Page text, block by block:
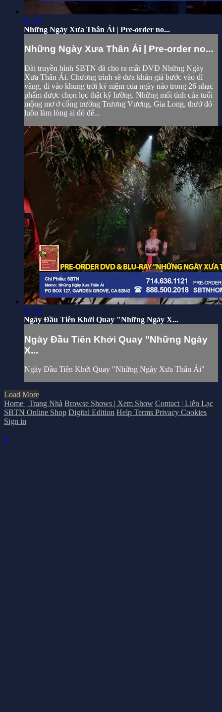
01:22
Những Ngày Xưa Thân Ái | Pre-order no...
Những Ngày Xưa Thân Ái | Pre-order no...
Đài truyền hình SBTN đã cho ra mắt DVD Những Ngày
Xưa Thân Ái. Chương trình sẽ đưa khán giả bước vào dĩ
vãng, đi vào khung trời kỷ niệm của ngày nào trong 26 nhạc
phẩm được chọn lọc thật kỹ lưỡng. Những mối tình của tuổi
mộng mơ ở cổng trường Trương Vương, Gia Long, thưở đó
luôn làm lòng ai đó đế...
01:36
Ngày Đầu Tiên Khởi Quay "Những Ngày X...
Ngày Đầu Tiên Khởi Quay "Những Ngày
X...
Ngày Đầu Tiên Khởi Quay "Những Ngày Xưa Thân Ái"
Load More
Home | Trang Nhà Browse Shows | Xem Show Contact | Liên Lạc
SBTN Online Shop Digital Edition Help Terms Privacy Cookies
Sign in
×